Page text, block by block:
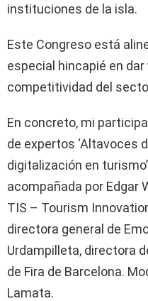
instituciones de la isla.
Este Congreso está
especial hincapié en dar
competitividad del
En concreto, mi
de expertos ‘Altavoces
digitalización en
acompañada por Edgar
TIS – Tourism
directora general de
Urdampilleta, directora
de Fira de Barcelona.
Lamata.